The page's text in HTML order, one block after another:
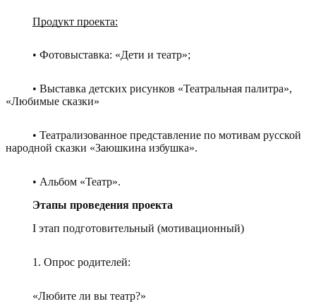
Продукт проекта:
• Фотовыставка: «Дети и театр»;
• Выставка детских рисунков «Театральная палитра»,
«Любимые сказки»
• Театрализованное представление по мотивам русской
народной сказки «Заюшкина избушка».
• Альбом «Театр».
Этапы проведения проекта
I этап подготовительный (мотивационный)
1. Опрос родителей:
«Любите ли вы театр?»